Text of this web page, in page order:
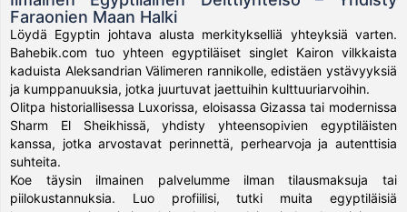
Faraonien Maan Halki
Löydä Egyptin johtava alusta merkitykselliä yhteyksiä varten.
Bahebik.com tuo yhteen egyptiläiset singlet Kairon vilkkaista
kaduista Aleksandrian Välimeren rannikolle, edistäen ystävyyksiä
ja kumppanuuksia, jotka juurtuvat jaettuihin kulttuuriarvoihin.
Olitpa historiallisessa Luxorissa, eloisassa Gizassa tai modernissa
Sharm El Sheikhissä, yhdisty yhteensopivien egyptiläisten
kanssa, jotka arvostavat perinnettä, perhearvoja ja autenttisia
suhteita.
Koe täysin ilmainen palvelumme ilman tilausmaksuja tai
piilokustannuksia. Luo profiilisi, tutki muita egyptiläisiä